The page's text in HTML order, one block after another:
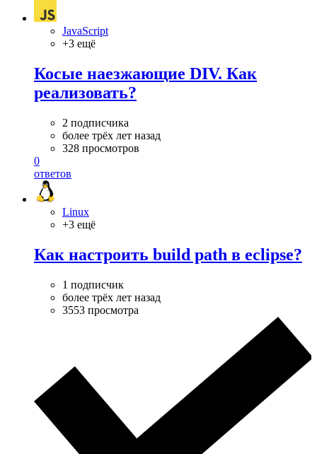
JavaScript
+3 ещё
Косые наезжающие DIV. Как
реализовать?
2 подписчика
более трёх лет назад
328 просмотров
0
ответов
Linux
+3 ещё
Как настроить build path в eclipse?
1 подписчик
более трёх лет назад
3553 просмотра